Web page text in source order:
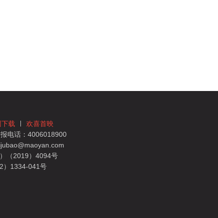
下载
欢喜首映
电话：4006018900
（2019）4094号
）1334-041号